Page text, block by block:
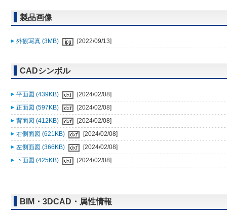
製品画像
外観写真 (3MB) [2022/09/13]
CADシンボル
平面図 (439KB)
[2024/02/08]
正面図 (597KB)
[2024/02/08]
背面図 (412KB)
[2024/02/08]
右側面図 (621KB)
[2024/02/08]
左側面図 (366KB)
[2024/02/08]
下面図 (425KB)
[2024/02/08]
BIM・3DCAD・属性情報